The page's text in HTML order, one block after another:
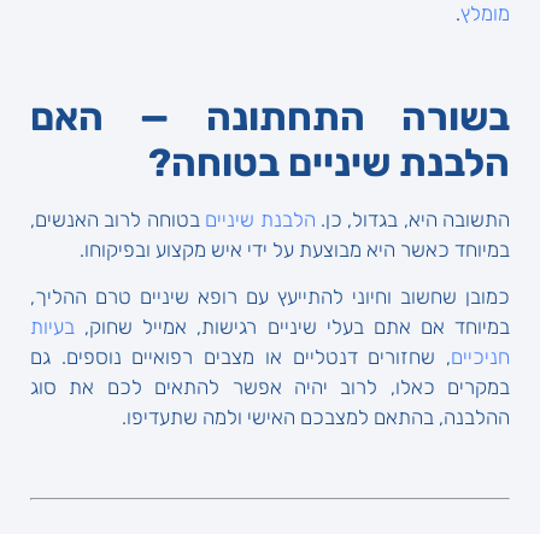
מומלץ.
בשורה התחתונה — האם
הלבנת שיניים בטוחה?
התשובה היא, בגדול, כן. הלבנת שיניים בטוחה לרוב האנשים,
במיוחד כאשר היא מבוצעת על ידי איש מקצוע ובפיקוחו.
כמובן שחשוב וחיוני להתייעץ עם רופא שיניים טרם ההליך,
במיוחד אם אתם בעלי שיניים רגישות, אמייל שחוק, בעיות
חניכיים, שחזורים דנטליים או מצבים רפואיים נוספים. גם
במקרים כאלו, לרוב יהיה אפשר להתאים לכם את סוג
ההלבנה, בהתאם למצבכם האישי ולמה שתעדיפו.